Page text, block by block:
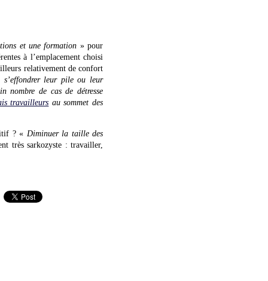
et une formation » pour
à l’emplacement choisi
relativement de confort
s’effondrer leur pile ou leur
nombre de cas de détresse
travailleurs au sommet des
? « Diminuer la taille des
très sarkozyste : travailler,